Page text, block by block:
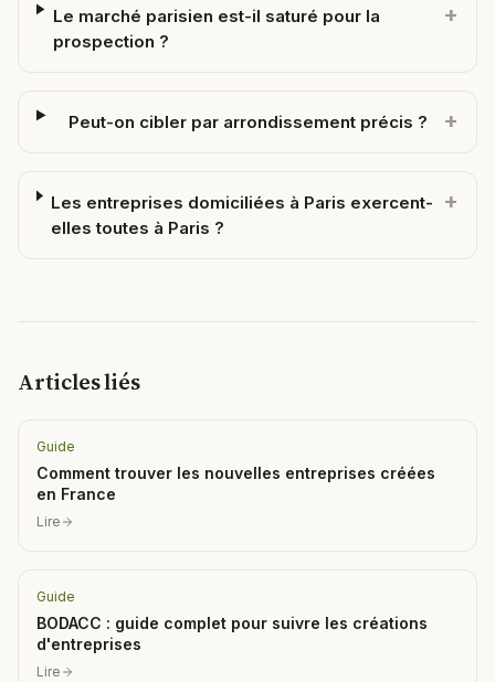
Le marché parisien est-il saturé pour la
prospection ?
+
Peut-on cibler par arrondissement précis ? +
Les entreprises domiciliées à Paris exercent-
elles toutes à Paris ?
+
Articles liés
Guide
Comment trouver les nouvelles entreprises créées
en France
Lire
Guide
BODACC : guide complet pour suivre les créations
d'entreprises
Lire